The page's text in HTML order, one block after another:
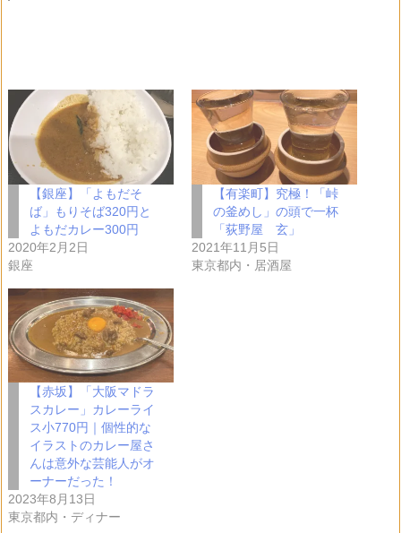
【銀座】「よもだそ
ば」もりそば320円と
よもだカレー300円
2020年2月2日
銀座
【有楽町】究極！「峠
の釜めし」の頭で一杯
「荻野屋 玄」
2021年11月5日
東京都内・居酒屋
【赤坂】「大阪マドラ
スカレー」カレーライ
ス小770円｜個性的な
イラストのカレー屋さ
んは意外な芸能人がオ
ーナーだった！
2023年8月13日
東京都内・ディナー